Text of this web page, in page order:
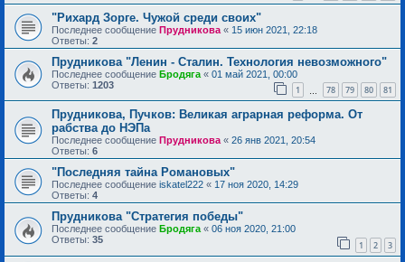
"Рихард Зорге. Чужой среди своих"
Последнее сообщение Прудникова « 15 июн 2021, 22:18
Ответы: 2
Прудникова "Ленин - Сталин. Технология невозможного"
Последнее сообщение Бродяга « 01 май 2021, 00:00
Ответы: 1203 1 78 79 80 81
Прудникова, Пучков: Великая аграрная реформа. От
рабства до НЭПа
Последнее сообщение Прудникова« 26 янв 2021, 20:54
Ответы: 6
"Последняя тайна Романовых"
Последнее сообщение iskatel222 « 17 ноя 2020, 14:29
Ответы: 4
Прудникова "Стратегия победы"
Последнее сообщение Бродяга« 06 ноя 2020, 21:00
Ответы: 35 1 2 3